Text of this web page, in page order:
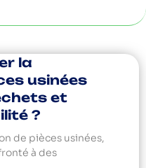
la
usinées
et
?
de pièces usinées,
à des